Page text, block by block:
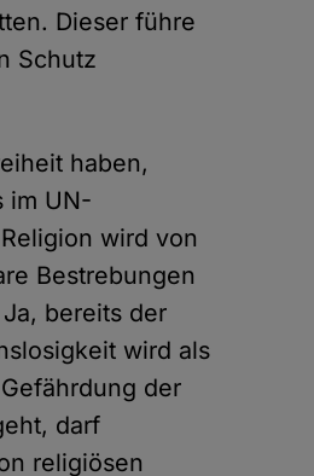
Dieser führe
Schutz
haben,
im UN-
wird von
Bestrebungen
bereits der
wird als
der
darf
religiösen